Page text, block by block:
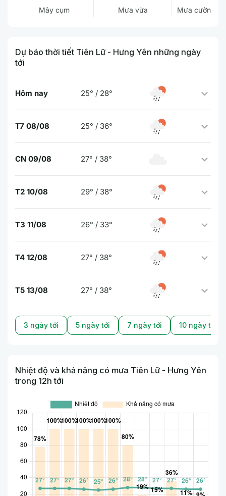
Mây cụm Mưa vừa Mưa cường
Dự báo thời tiết Tiên Lữ - Hưng Yên những ngày
tới
Hôm nay 25° / 28°
T7 08/08 25° / 36°
CN 09/08 27° / 38°
T2 10/08 29° / 38°
T3 11/08 26° / 33°
T4 12/08 27° / 38°
T5 13/08 27° / 38°
3 ngày tới 5 ngày tới 7 ngày tới 10 ngày tới
Nhiệt độ và khả năng có mưa Tiên Lữ - Hưng Yên
trong 12h tới